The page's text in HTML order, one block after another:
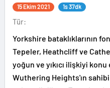
15 Ekim 2021 1s 37dk
Tür:
Yorkshire bataklıklarının
Tepeler, Heathcliff ve
yoğun ve yıkıcı ilişkiyi
Wuthering Heights'ın